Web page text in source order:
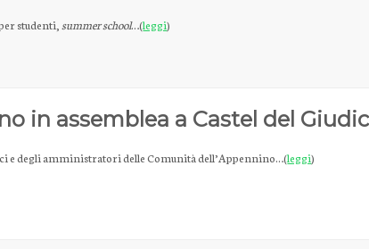
studenti, summer school…(leggi)
in assemblea a Castel del
e degli amministratori delle Comunità dell’Appennino…(leggi)